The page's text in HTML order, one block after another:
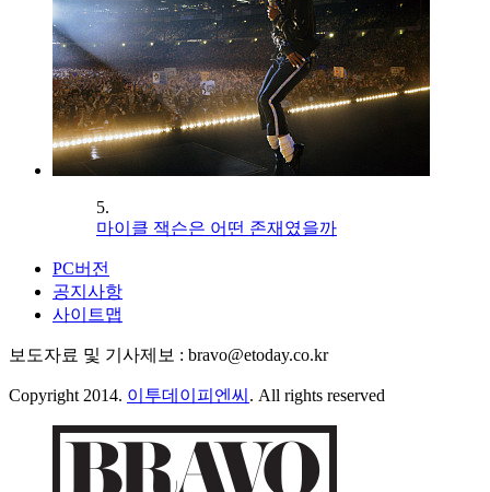
5.
마이클 잭슨은 어떤 존재였을까
PC버전
공지사항
사이트맵
보도자료 및 기사제보 : bravo@etoday.co.kr
Copyright 2014. 이투데이피엔씨 . All rights reserved